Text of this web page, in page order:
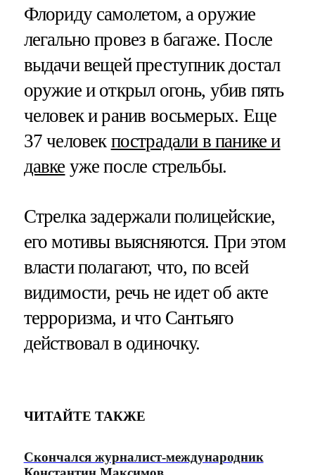
Флориду самолетом, а оружие
легально провез в багаже. После
выдачи вещей преступник достал
оружие и открыл огонь, убив пять
человек и ранив восьмерых. Еще
37 человек пострадали в панике и
давке уже после стрельбы.
Стрелка задержали полицейские,
его мотивы выясняются. При этом
власти полагают, что, по всей
видимости, речь не идет об акте
терроризма, и что Сантьяго
действовал в одиночку.
ЧИТАЙТЕ ТАКЖЕ
Скончался журналист-международник